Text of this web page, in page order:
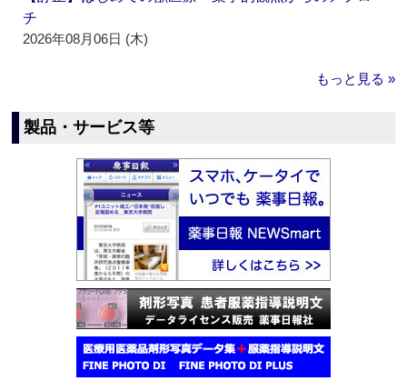
チ
2026年08月06日 (木)
もっと見る »
製品・サービス等